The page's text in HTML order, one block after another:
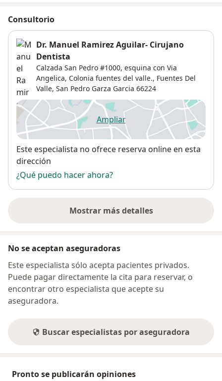
Consultorio
Dr. Manuel Ramirez Aguilar- Cirujano
Dentista
Calzada San Pedro #1000, esquina con Via
Angelica, Colonia fuentes del valle., Fuentes Del
Valle, San Pedro Garza Garcia 66224
Ampliarse abre en una nueva
Disponibilidad
Este especialista no ofrece reserva online en esta
dirección
¿Qué puedo hacer ahora?
Mostrar más detalles
sobre la dirección
No se aceptan aseguradoras
Este especialista sólo acepta pacientes privados.
Puede pagar directamente la cita para reservar, o
encontrar otro especialista que acepte su
aseguradora.
Buscar especialistas por aseguradora
Pronto se publicarán opiniones